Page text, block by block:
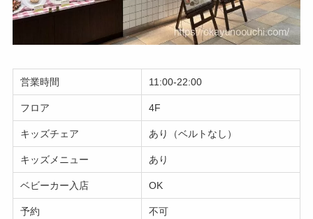
営業時間 11:00-22:00
フロア 4F
キッズチェア あり（ベルトなし）
キッズメニュー あり
ベビーカー入店 OK
予約 不可